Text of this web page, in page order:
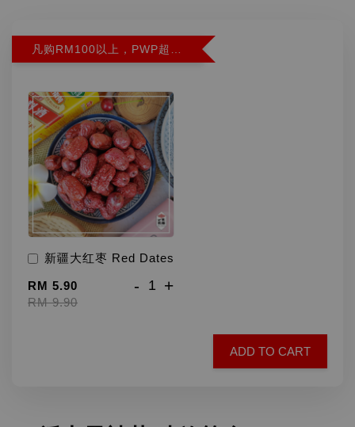
新疆大红枣 Red Dates
RM 5.90
RM 9.90
- +
ADD TO CART